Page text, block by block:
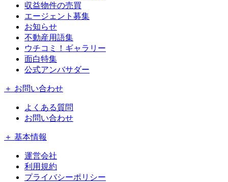
収益物件の売買
エージェント募集
お知らせ
不動産用語集
ウチコミ！ギャラリー
面白特集
公式アンバサダー
＋ お問い合わせ
よくある質問
お問い合わせ
＋ 基本情報
運営会社
利用規約
プライバシーポリシー